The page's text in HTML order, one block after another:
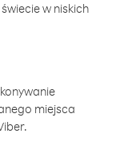
w niskich
miejsca